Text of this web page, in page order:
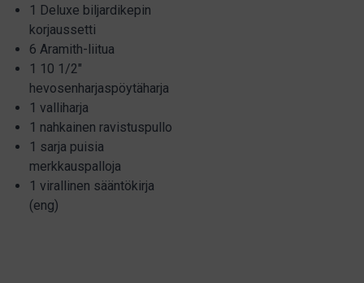
1 Deluxe biljardikepin
korjaussetti
6 Aramith-liitua
1 10 1/2"
hevosenharjaspöytäharja
1 valliharja
1 nahkainen ravistuspullo
1 sarja puisia
merkkauspalloja
1 virallinen sääntökirja
(eng)